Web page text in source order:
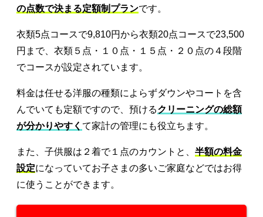
の点数で決まる定額制プランです。
衣類5点コースで9,810円から衣類20点コースで23,500
円まで、衣類５点・１０点・１５点・２０点の４段階
でコースが設定されています。
料金は任せる洋服の種類によらずダウンやコートを含
んでいても定額ですので、預けるクリーニングの総額
が分かりやすく て家計の管理にも役立ちます。
また、子供服は２着で１点のカウントと、 半額の料金
設定になっていてお子さまの多いご家庭などではお得
に使うことができます。